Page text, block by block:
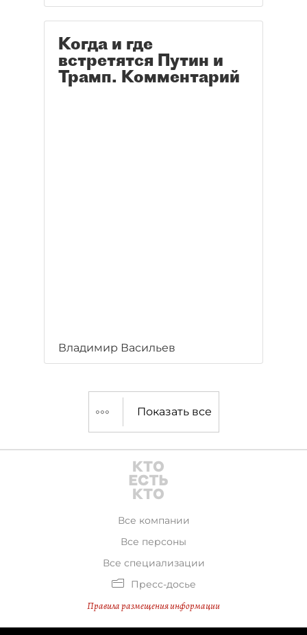
Когда и где
встретятся Путин и
Трамп. Комментарий
Владимир Васильев
Показать все
Все компании
Все персоны
Все специализации
Пресс-досье
Правила размещения информации